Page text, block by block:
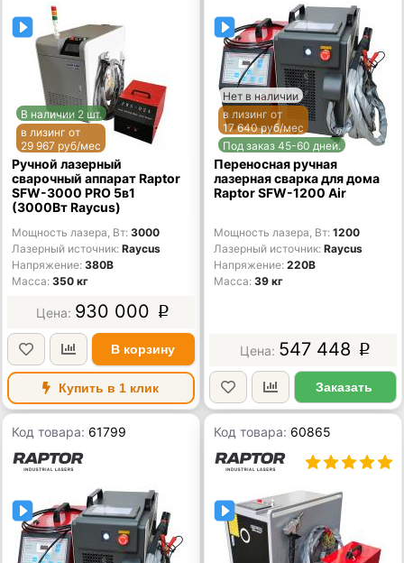
В наличии 2 шт.
в лизинг от
29 967 руб/мес
Ручной лазерный
сварочный аппарат Raptor
SFW-3000 PRO 5в1
(3000Вт Raycus)
Мощность лазера, Вт 3000
Лазерный источник Raycus
Напряжение 380В
Масса 350 кг
930 000 p
В корзину
Купить в 1 клик
Нет в наличии
в лизинг от
17 640 руб/мес
Под заказ 45-60 дней.
Переносная ручная
лазерная сварка для дома
Raptor SFW-1200 Air
Мощность лазера, Вт 1200
Лазерный источник Raycus
Напряжение 220В
Масса 39 кг
547 448 p
Заказать
Код товара: 61799 Код товара: 60865